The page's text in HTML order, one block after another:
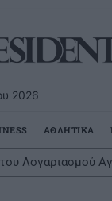
2026
ΑΘΛΗΤΙΚΑ
Λογαριασμού